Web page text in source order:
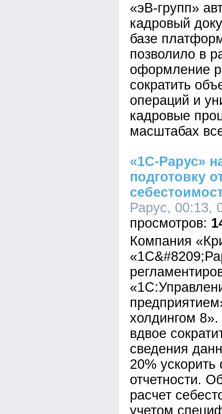
«эВ-групп»
кадровый
базе
позволило в
оформление
сократить
операций и
кадровые
масштабах
«1С-Рарус»
подготовку
Рарус, 00:13,
Компания
холдингом
вдвое
сведения
20%
отчетности.
расчет
учетом